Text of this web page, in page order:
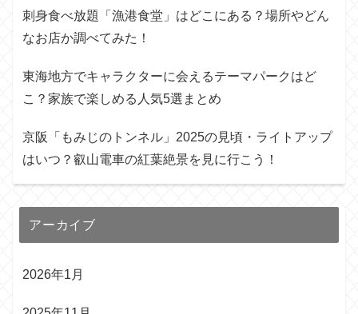
刺身食べ放題「漁港食堂」はどこにある？場所やどん
なお店か調べてみた！
東海地方でキャラクターに会えるテーマパークはど
こ？家族で楽しめる人気5選まとめ
京阪「もみじのトンネル」2025の見頃・ライトアップ
はいつ？叡山電車の紅葉絶景を見に行こう！
アーカイブ
2026年1月